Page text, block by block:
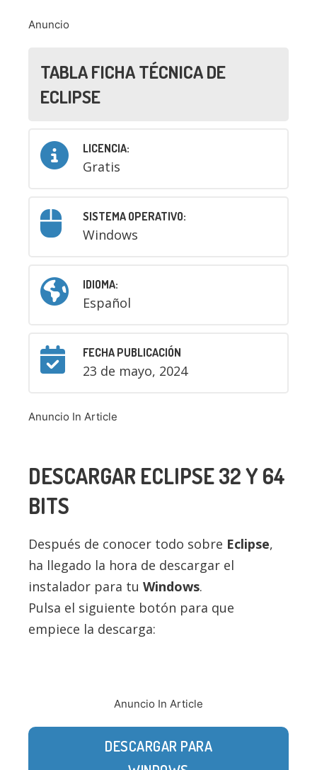
Anuncio
TABLA FICHA TÉCNICA DE
ECLIPSE
LICENCIA:
Gratis
SISTEMA OPERATIVO:
Windows
IDIOMA:
Español
FECHA PUBLICACIÓN
23 de mayo, 2024
Anuncio In Article
DESCARGAR ECLIPSE32 Y 64
BITS
Después de conocer todo sobre Eclipse,
ha llegado la hora de descargar el
instalador para tu Windows.
Pulsa el siguiente botón para que
empiece la descarga:
Anuncio In Article
DESCARGAR PARA